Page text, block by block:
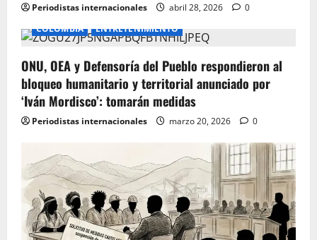
Periodistas internacionales abril 28, 2026
0
COLOMBIA
ENTRETENIMIENTO
ONU, OEA y Defensoría del Pueblo respondieron al
bloqueo humanitario y territorial anunciado por
‘Iván Mordisco’: tomarán medidas
Periodistas internacionales marzo 20, 2026 0